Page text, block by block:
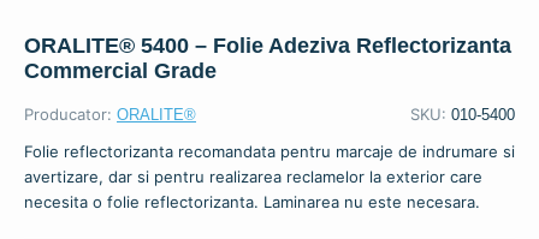
ORALITE® 5400 – Folie Adeziva Reflectorizanta
Commercial Grade
Producator: ORALITE® SKU: 010-5400
Folie reflectorizanta recomandata pentru marcaje de indrumare si
avertizare, dar si pentru realizarea reclamelor la exterior care
necesita o folie reflectorizanta. Laminarea nu este necesara.